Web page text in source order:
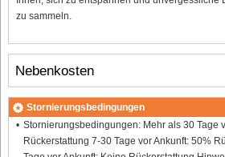
zu sammeln.
Nebenkosten
Stornierungsbedingungen
Stornierungsbedingungen: Mehr als 30 Tage
Rückerstattung 7-30 Tage vor Ankunft: 50%